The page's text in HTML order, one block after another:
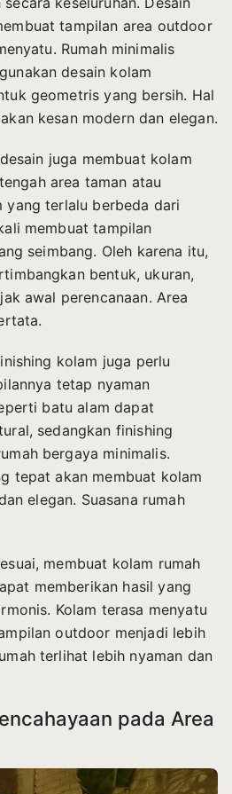
tampilan area outdoor
Rumah minimalis
desain kolam
geometris yang bersih. Hal
kesan modern dan elegan.
juga membuat kolam
area taman atau
yang terlalu berbeda dari
membuat tampilan
seimbang. Oleh karena itu,
bentuk, ukuran,
awal perencanaan. Area
kolam juga perlu
tetap nyaman
batu alam dapat
sedangkan finishing
bergaya minimalis.
tepat akan membuat kolam
elegan. Suasana rumah
membuat kolam rumah
memberikan hasil yang
Kolam terasa menyatu
outdoor menjadi lebih
terlihat lebih nyaman dan
pada Area